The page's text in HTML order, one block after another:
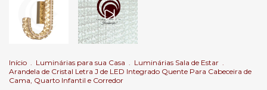
Início . Luminárias para sua Casa . Luminárias Sala de Estar .
Arandela de Cristal Letra J de LED Integrado Quente Para Cabeceira de
Cama, Quarto Infantil e Corredor